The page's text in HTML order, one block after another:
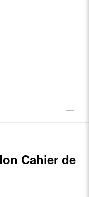
Cahier de